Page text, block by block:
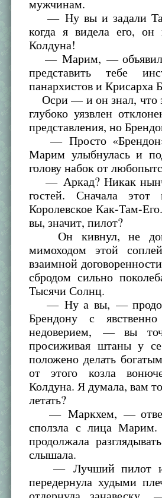
мужчинам.
— Ну вы и задали
когда я видела его,
Колдуна!
— Марим, — объявила
представить тебе
панархистов и Крисарха
Осри — и он знал, что
глубоко уязвлен
представления, но
— Просто «Брендон»
Марим улыбнулась и
голову набок от
— Аркад? Никак
гостей. Сначала
Королевское Как-Там-
вы, значит, пилот?
Он кивнул, не
мимоходом этой
взаимной
сбродом сильно
Тысячи Солнц.
— Ну а вы, —
Брендону с
недоверием, — вы
просиживая штаны у
положено делать
от этого козла
Колдуна. Я думала, вам
летать?
— Маркхем, —
сползла с лица
продолжала
слышала.
— Лучший пилот
передернула худыми